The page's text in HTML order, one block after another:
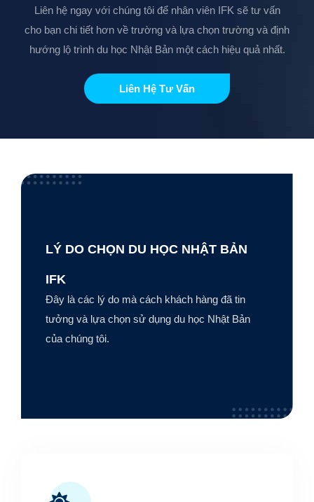
Liên hệ ngay với chúng tôi để nhân viên IFK sẽ tư vấn
cho bạn chi tiết hơn về trường và lựa chọn trường và định
hướng lộ trình du học Nhật Bản một cách hiệu quả nhất.
Liên Hệ Tư Vấn
LÝ DO CHỌN DU HỌC NHẬT BẢN
IFK
Đây là các lý do mà cách khách hàng đã tin
tưởng và lựa chọn sử dụng du học Nhật Bản
của chúng tôi.